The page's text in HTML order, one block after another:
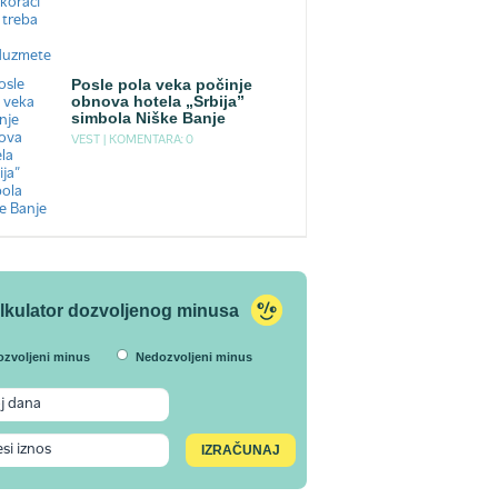
Posle pola veka počinje
obnova hotela „Srbija”
simbola Niške Banje
VEST | KOMENTARA: 0
dozvoljenog minusa
minus Nedozvoljeni minus